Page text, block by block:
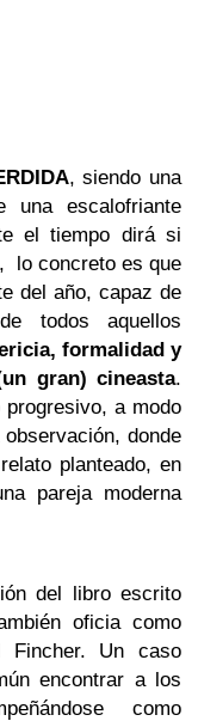
, siendo una
escalofriante
el tiempo dirá si
lo concreto es que
del año, capaz de
todos aquellos
formalidad y
gran) cineasta.
a modo
donde
planteado, en
pareja moderna
del libro escrito
oficia como
Un caso
encontrar a los
como